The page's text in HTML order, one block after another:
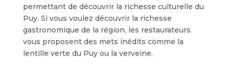
permettant de découvrir la richesse culturelle du
Puy. Si vous voulez découvrir la richesse
gastronomique de la région, les restaurateurs
vous proposent des mets inédits comme la
lentille verte du Puy ou la verveine.